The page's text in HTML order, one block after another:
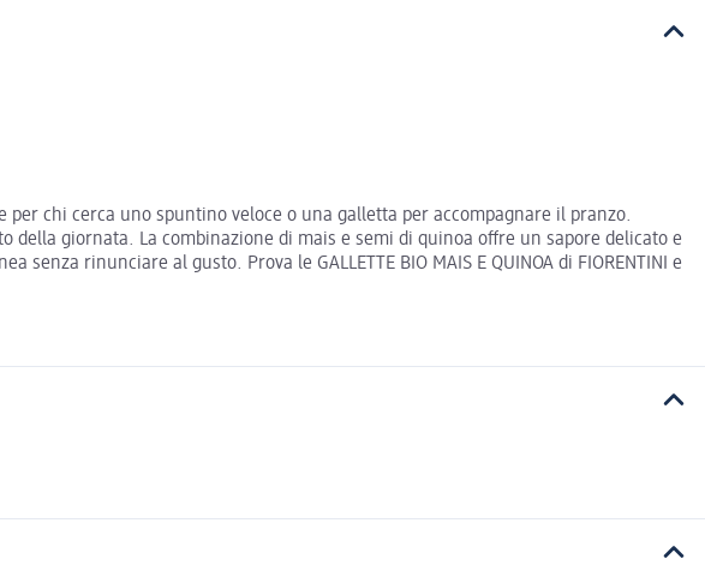
per chi cerca uno spuntino veloce o una galletta per accompagnare il pranzo.
giornata. La combinazione di mais e semi di quinoa offre un sapore delicato e
rinunciare al gusto. Prova le GALLETTE BIO MAIS E QUINOA di FIORENTINI e